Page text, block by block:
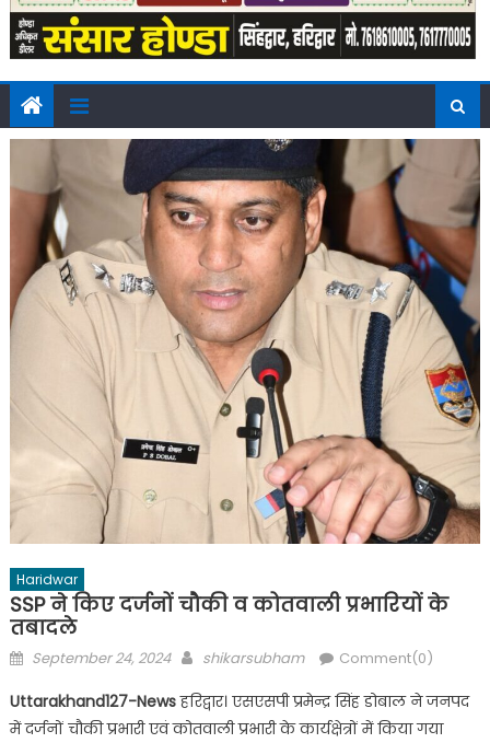
Haridwar
SSP ने किए दर्जनों चौकी व कोतवाली प्रभारियों के
तबादले
Posted
September 24, 2024 Author
shikarsubham Comment(0)
Uttarakhand127-Newsहरिद्वार। एसएसपी प्रमेन्द्र सिंह डोबाल ने जनपद
में दर्जनों चौकी प्रभारी एवं कोतवाली प्रभारी के कार्यक्षेत्रों में किया गया